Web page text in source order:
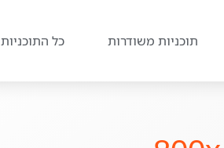
תוכניות משודרות כל התוכניות